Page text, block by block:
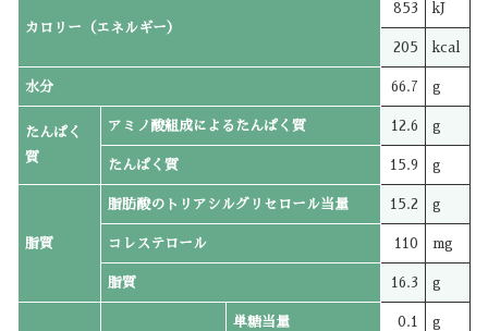
カロリー（エネルギー）
853 kJ
205 kcal
水分 66.7 g
たんぱく
質
アミノ酸組成によるたんぱく質 12.6 g
たんぱく質 15.9 g
脂質
脂肪酸のトリアシルグリセロール当量 15.2 g
コレステロール 110 mg
脂質 16.3 g
単糖当量 0.1 g